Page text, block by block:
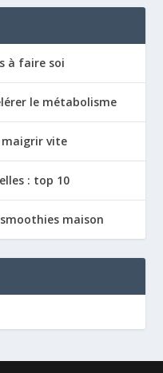
à faire soi
le métabolisme
maigrir vite
: top 10
maison